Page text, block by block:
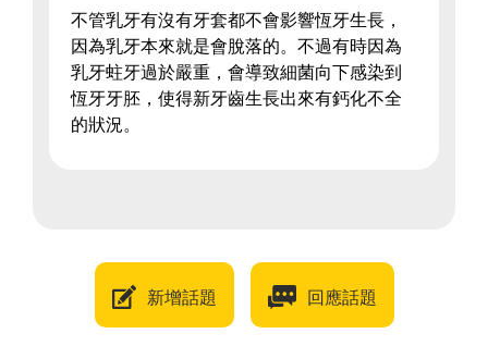
不管乳牙有沒有牙套都不會影響恆牙生長，
因為乳牙本來就是會脫落的。不過有時因為
乳牙蛀牙過於嚴重，會導致細菌向下感染到
恆牙牙胚，使得新牙齒生長出來有鈣化不全
的狀況。
新增話題 回應話題